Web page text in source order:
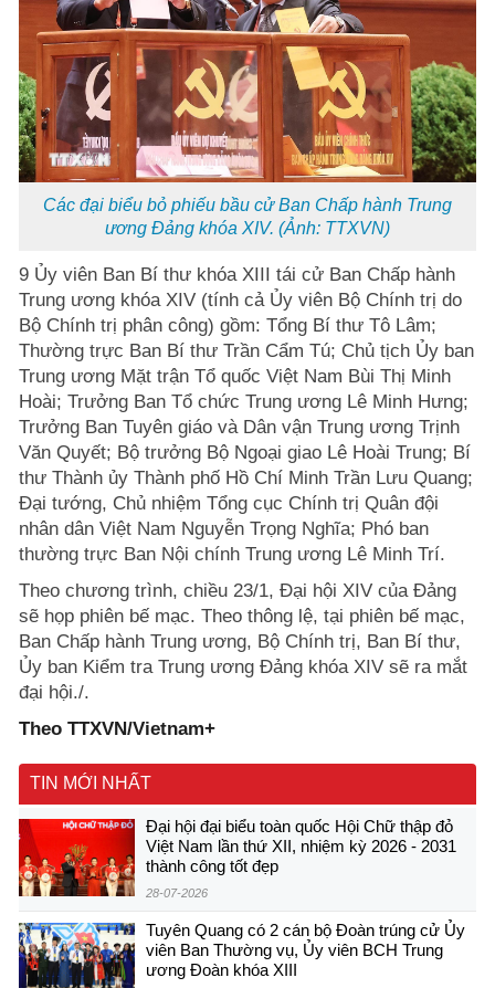
Các đại biểu bỏ phiếu bầu cử Ban Chấp hành Trung
ương Đảng khóa XIV. (Ảnh: TTXVN)
9 Ủy viên Ban Bí thư khóa XIII tái cử Ban Chấp hành
Trung ương khóa XIV (tính cả Ủy viên Bộ Chính trị do
Bộ Chính trị phân công) gồm: Tổng Bí thư Tô Lâm;
Thường trực Ban Bí thư Trần Cẩm Tú; Chủ tịch Ủy ban
Trung ương Mặt trận Tổ quốc Việt Nam Bùi Thị Minh
Hoài; Trưởng Ban Tổ chức Trung ương Lê Minh Hưng;
Trưởng Ban Tuyên giáo và Dân vận Trung ương Trịnh
Văn Quyết; Bộ trưởng Bộ Ngoại giao Lê Hoài Trung; Bí
thư Thành ủy Thành phố Hồ Chí Minh Trần Lưu Quang;
Đại tướng, Chủ nhiệm Tổng cục Chính trị Quân đội
nhân dân Việt Nam Nguyễn Trọng Nghĩa; Phó ban
thường trực Ban Nội chính Trung ương Lê Minh Trí.
Theo chương trình, chiều 23/1, Đại hội XIV của Đảng
sẽ họp phiên bế mạc. Theo thông lệ, tại phiên bế mạc,
Ban Chấp hành Trung ương, Bộ Chính trị, Ban Bí thư,
Ủy ban Kiểm tra Trung ương Đảng khóa XIV sẽ ra mắt
đại hội./.
Theo TTXVN/Vietnam+
TIN MỚI NHẤT
Đại hội đại biểu toàn quốc Hội Chữ thập đỏ
Việt Nam lần thứ XII, nhiệm kỳ 2026 - 2031
thành công tốt đẹp
28-07-2026
Tuyên Quang có 2 cán bộ Đoàn trúng cử Ủy
viên Ban Thường vụ, Ủy viên BCH Trung
ương Đoàn khóa XIII